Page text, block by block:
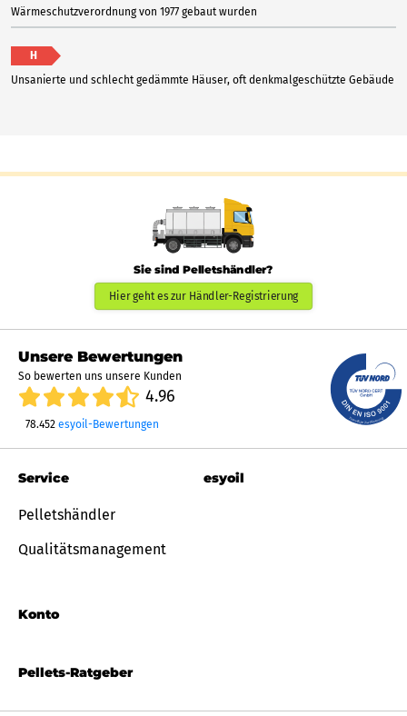
Wärmeschutzverordnung von 1977 gebaut wurden
H
Unsanierte und schlecht gedämmte Häuser, oft denkmalgeschützte Gebäude
Sie sind Pelletshändler?
Hier geht es zur Händler-Registrierung
Unsere Bewertungen
So bewerten uns unsere Kunden
4.96
78.452 esyoil-Bewertungen
Pellets-Ratgeber
Service
Pelletshändler
Qualitätsmanagement
Konto
esyoil